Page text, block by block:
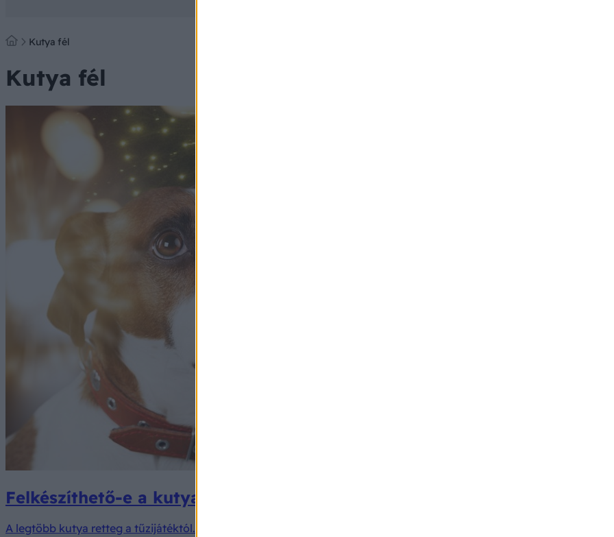
Kutya fél
Kutya fél
Felkészíthető-e a kutya a szilveszteri tűzijátékra? Igen – de nem az
A legtöbb kutya retteg a tűzijátéktól. Lehet valahogy csökkenteni a félelmét?